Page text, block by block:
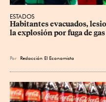
ESTADOS
Habitantes evacuados,
la explosión por fuga de
Por Redacción El Economista